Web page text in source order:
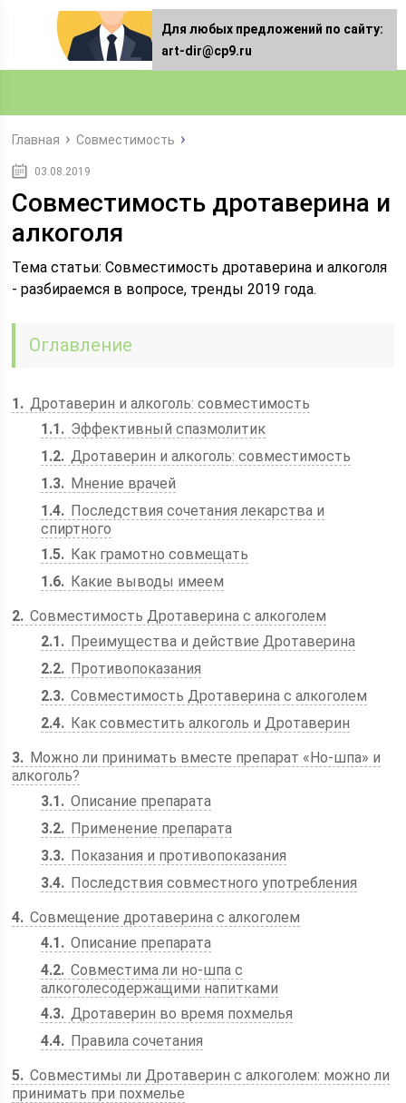
Главная Совместимость
03.08.2019
Совместимость дротаверина и
алкоголя
Тема статьи: Совместимость дротаверина и алкоголя
- разбираемся в вопросе, тренды 2019 года.
Оглавление
1
Дротаверин и алкоголь: совместимость
1.1
Эффективный спазмолитик
1.2 Дротаверин и алкоголь: совместимость
1.3
Мнение врачей
1.4
Последствия сочетания лекарства и
спиртного
1.5
Как грамотно совмещать
1.6
Какие выводы имеем
2 Совместимость Дротаверина с алкоголем
2.1
Преимущества и действие Дротаверина
2.2
Противопоказания
2.3 Совместимость Дротаверина с алкоголем
2.4
Как совместить алкоголь и Дротаверин
3
Можно ли принимать вместе препарат «Но-шпа» и
алкоголь?
3.1
Описание препарата
3.2
Применение препарата
3.3
Показания и противопоказания
3.4
Последствия совместного употребления
4 Совмещение дротаверина с алкоголем
4.1
Описание препарата
4.2 Совместима ли но-шпа с
алкоголесодержащими напитками
4.3 Дротаверин во время похмелья
4.4
Правила сочетания
5 Совместимы ли Дротаверин с алкоголем: можно ли
принимать при похмелье
Для любых предложений по сайту:
art-dir@cp9.ru